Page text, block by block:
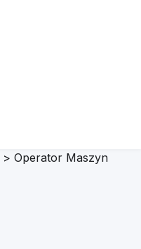
> Operator Maszyn